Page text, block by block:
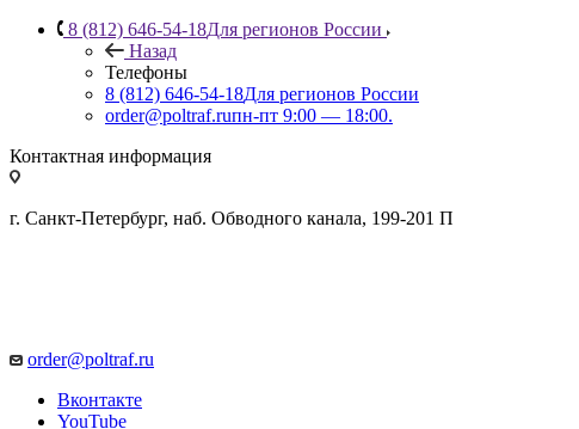
8 (812) 646-54-18Для регионов России
Назад
Телефоны
8 (812) 646-54-18Для регионов России
order@poltraf.ruпн-пт 9:00 — 18:00.
Контактная информация
г. Санкт-Петербург, наб. Обводного канала, 199-201 П
order@poltraf.ru
Вконтакте
YouTube